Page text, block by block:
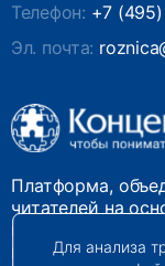
Телефон: +7
Эл. почта:
Платформа,
читателей на
необходимости
гармоничного
Для анализа